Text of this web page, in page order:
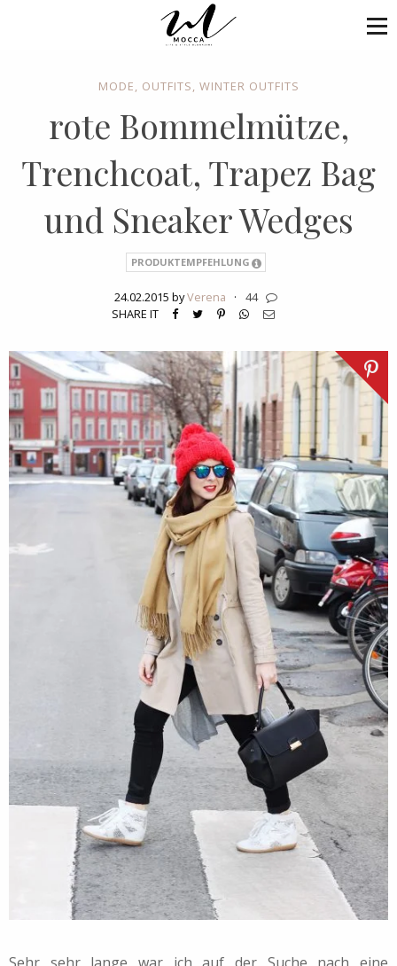
MODE, OUTFITS, WINTER OUTFITS
rote Bommelmütze,
Trenchcoat, Trapez Bag
und Sneaker Wedges
PRODUKTEMPFEHLUNG
24.02.2015 byVerena ·
44
SHARE IT